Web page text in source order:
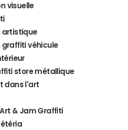
visuelle
artistique
véhicule
store métallique
dans l'art
& Jam Graffiti